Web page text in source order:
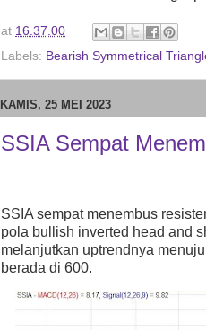
at 16.37.00
Labels: Bearish Symmetrical
KAMIS, 25 MEI 2023
SSIA Sempat
SSIA sempat menembus
pola bullish inverted head and
melanjutkan uptrendnya
berada di 600.